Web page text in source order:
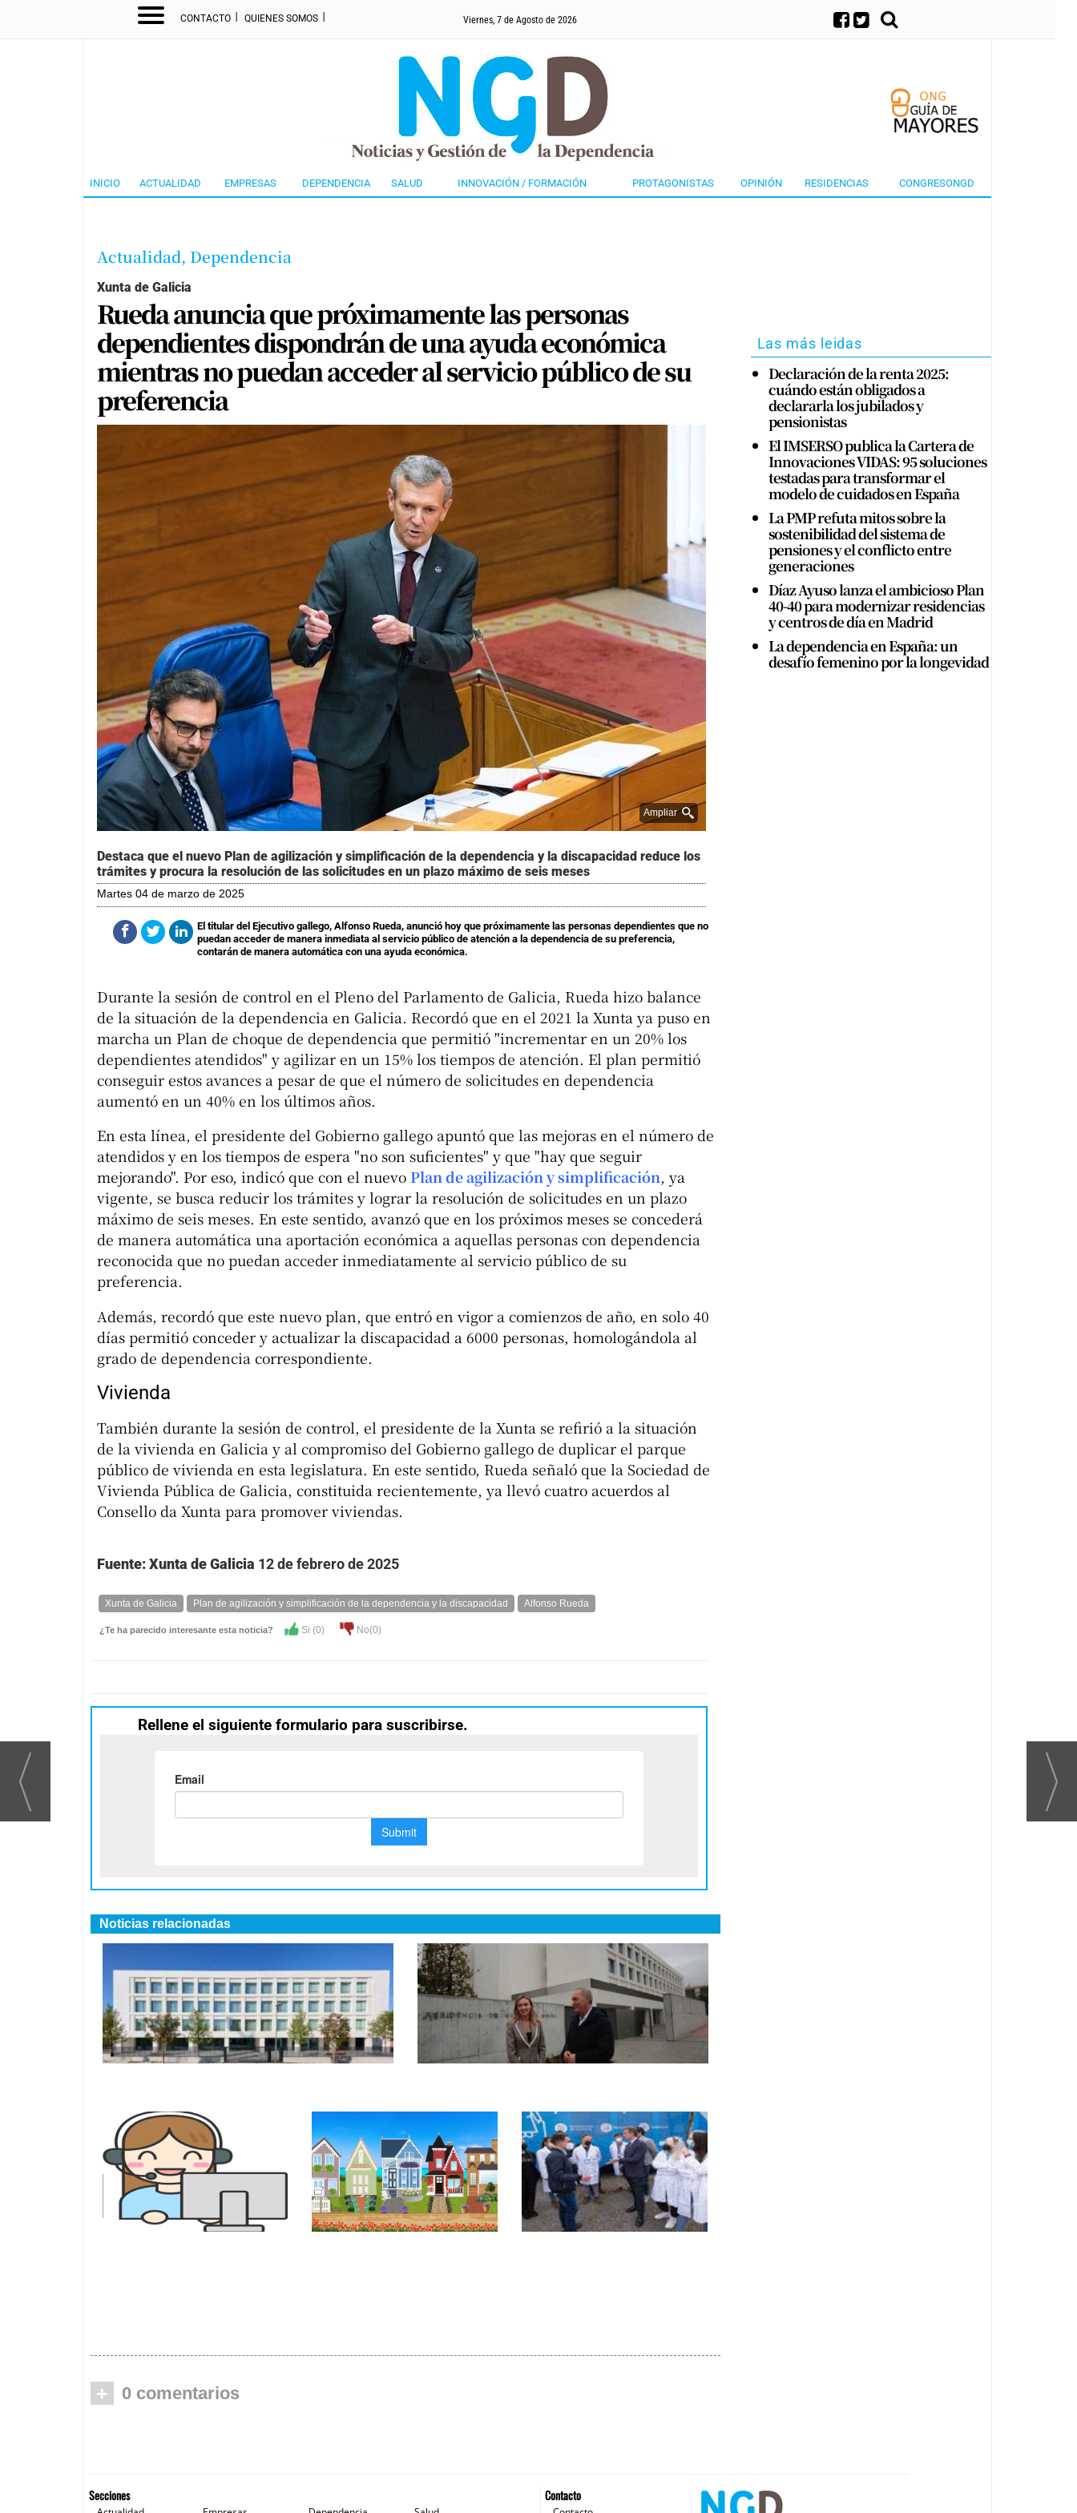
CONTACTO I QUIENES SOMOS I Viernes, 7 de Agosto de 2026
INICIO ACTUALIDAD EMPRESAS DEPENDENCIA SALUD INNOVACIÓN / FORMACIÓN PROTAGONISTAS OPINIÓN RESIDENCIAS CONGRESONGD
Actualidad, Dependencia
Xunta de Galicia
Rueda anuncia que próximamente las personas
dependientes dispondrán de una ayuda económica
mientras no puedan acceder al servicio público de su
preferencia
Ampliar
Destaca que el nuevo Plan de agilización y simplificación de la dependencia y la discapacidad reduce los
trámites y procura la resolución de las solicitudes en un plazo máximo de seis meses
martes 04 de marzo de 2025
El titular del Ejecutivo gallego, Alfonso Rueda, anunció hoy que próximamente las personas dependientes que no
puedan acceder de manera inmediata al servicio público de atención a la dependencia de su preferencia,
contarán de manera automática con una ayuda económica.
Durante la sesión de control en el Pleno del Parlamento de Galicia, Rueda hizo balance
de la situación de la dependencia en Galicia. Recordó que en el 2021 la Xunta ya puso en
marcha un Plan de choque de dependencia que permitió "incrementar en un 20% los
dependientes atendidos" y agilizar en un 15% los tiempos de atención. El plan permitió
conseguir estos avances a pesar de que el número de solicitudes en dependencia
aumentó en un 40% en los últimos años.
En esta línea, el presidente del Gobierno gallego apuntó que las mejoras en el número de
atendidos y en los tiempos de espera "no son suficientes" y que "hay que seguir
mejorando". Por eso, indicó que con el nuevo Plan de agilización y simplificación, ya
vigente, se busca reducir los trámites y lograr la resolución de solicitudes en un plazo
máximo de seis meses. En este sentido, avanzó que en los próximos meses se concederá
de manera automática una aportación económica a aquellas personas con dependencia
reconocida que no puedan acceder inmediatamente al servicio público de su
preferencia.
Además, recordó que este nuevo plan, que entró en vigor a comienzos de año, en solo 40
días permitió conceder y actualizar la discapacidad a 6000 personas, homologándola al
grado de dependencia correspondiente.
Vivienda
También durante la sesión de control, el presidente de la Xunta se refirió a la situación
de la vivienda en Galicia y al compromiso del Gobierno gallego de duplicar el parque
público de vivienda en esta legislatura. En este sentido, Rueda señaló que la Sociedad de
Vivienda Pública de Galicia, constituida recientemente, ya llevó cuatro acuerdos al
Consello da Xunta para promover viviendas.
Fuente: Xunta de Galicia 12 de febrero de 2025
Xunta de Galicia Plan de agilización y simplificación de la dependencia y la discapacidad Alfonso Rueda
¿Te ha parecido interesante esta noticia? Si (0) No(0)
Rellene el siguiente formulario para suscribirse.
Noticias relacionadas
+ 0 comentarios
Las más leidas
Declaración de la renta 2025:
cuándo están obligados a
declararla los jubilados y
pensionistas
El IMSERSO publica la Cartera de
Innovaciones VIDAS: 95 soluciones
testadas para transformar el
modelo de cuidados en España
La PMP refuta mitos sobre la
sostenibilidad del sistema de
pensiones y el conflicto entre
generaciones
Díaz Ayuso lanza el ambicioso Plan
40-40 para modernizar residencias
y centros de día en Madrid
La dependencia en España: un
desafío femenino por la longevidad
Contacto
Secciones